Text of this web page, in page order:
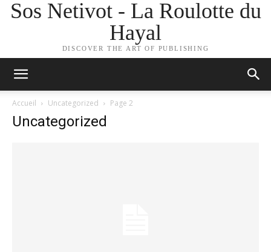
Sos Netivot - La Roulotte du
Hayal
DISCOVER THE ART OF PUBLISHING
Accueil Uncategorized Page 2
Uncategorized